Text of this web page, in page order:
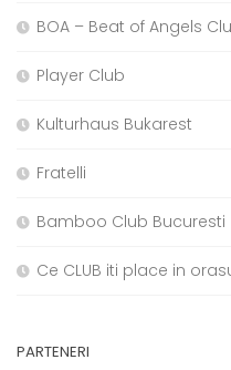
BOA – Beat of Angels
Player Club
Kulturhaus Bukarest
Fratelli
Bamboo Club Bucuresti
Ce CLUB iti place in
PARTENERI